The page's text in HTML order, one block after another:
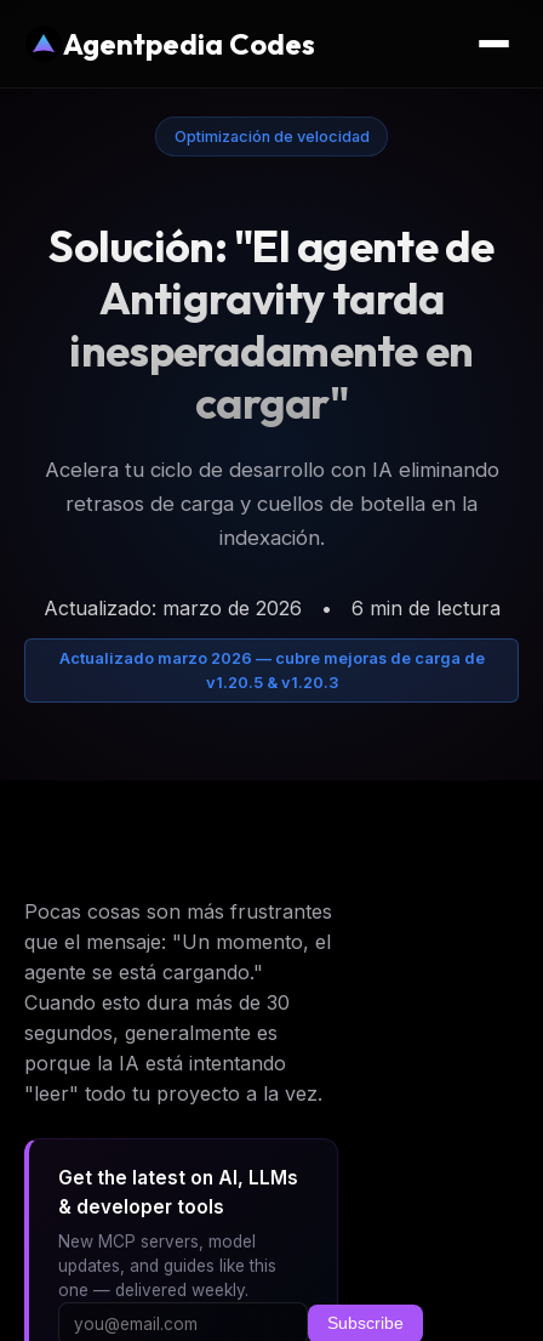
Agentpedia Codes
Optimización de velocidad
Solución: "El agente de
Antigravity tarda
inesperadamente en
cargar"
Acelera tu ciclo de desarrollo con IA eliminando
retrasos de carga y cuellos de botella en la
indexación.
Actualizado: marzo de 2026 • 6 min de lectura
Actualizado marzo 2026 — cubre mejoras de carga de
v1.20.5 & v1.20.3
Pocas cosas son más frustrantes
que el mensaje: "Un momento, el
agente se está cargando."
Cuando esto dura más de 30
segundos, generalmente es
porque la IA está intentando
"leer" todo tu proyecto a la vez.
Get the latest on AI, LLMs
& developer tools
New MCP servers, model
updates, and guides like this
one — delivered weekly.
Subscribe